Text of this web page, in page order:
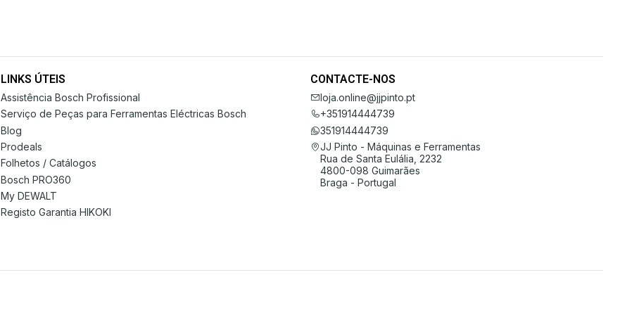
LINKS ÚTEIS
Assistência Bosch Profissional
Serviço de Peças para Ferramentas Eléctricas Bosch
Blog
Prodeals
Folhetos / Catálogos
Bosch PRO360
My DEWALT
Registo Garantia HIKOKI
CONTACTE-NOS
loja.online@jjpinto.pt
+351914444739
351914444739
JJ Pinto - Máquinas e Ferramentas
Rua de Santa Eulália, 2232
4800-098 Guimarães
Braga - Portugal